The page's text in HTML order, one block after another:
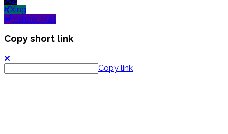
Xing
Yahoo! Mail
Copy short link
Copy link